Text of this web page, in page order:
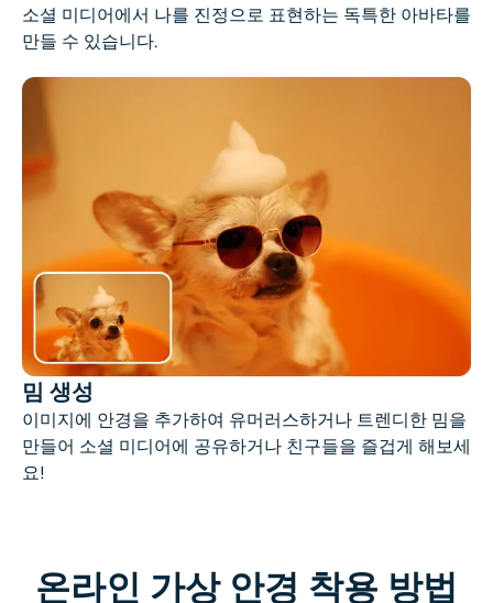
소셜 미디어에서 나를 진정으로 표현하는 독특한 아바타를
만들 수 있습니다.
밈 생성
이미지에 안경을 추가하여 유머러스하거나 트렌디한 밈을
만들어 소셜 미디어에 공유하거나 친구들을 즐겁게 해보세
요!
온라인 가상 안경 착용 방법